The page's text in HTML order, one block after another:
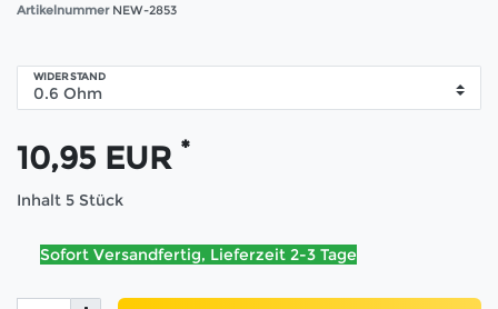
Artikelnummer NEW-2853
WIDERSTAND
10,95 EUR *
Inhalt 5 Stück
Sofort Versandfertig, Lieferzeit 2-3 Tage